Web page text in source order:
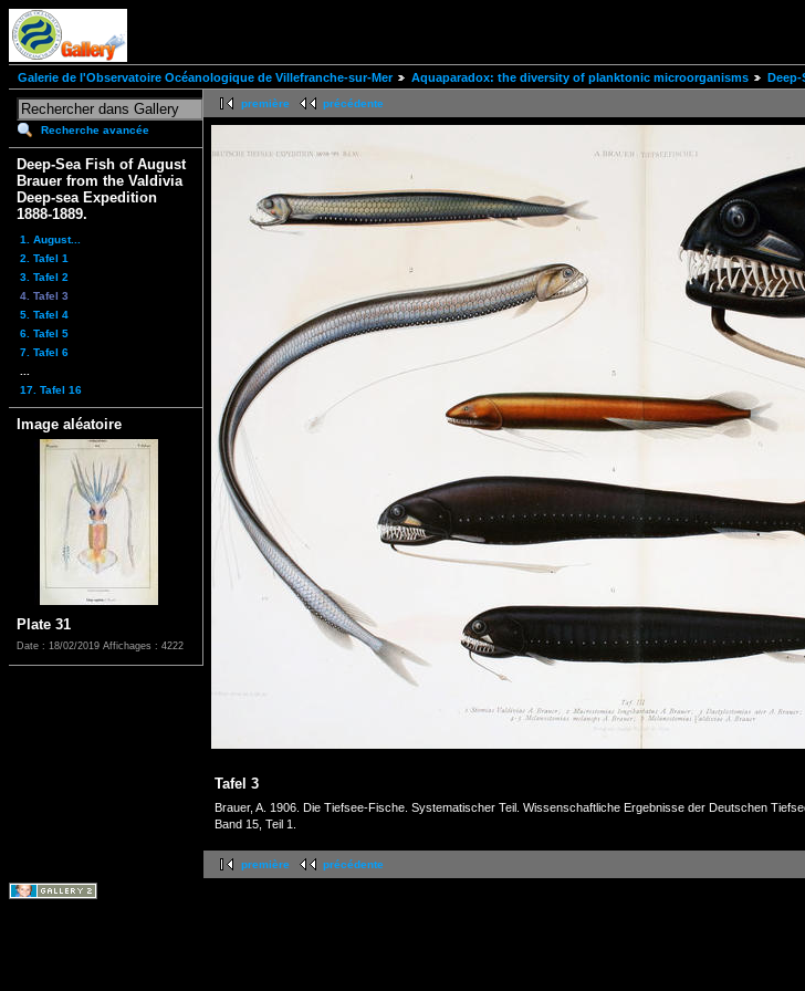
Galerie de l'Observatoire Océanologique de Villefranche-sur-Mer Aquaparadox: the diversity of planktonic microorganisms Deep-
Recherche avancée
Deep-Sea Fish of August
Brauer from the Valdivia
Deep-sea Expedition
1888-1889.
1. August...
2. Tafel 1
3. Tafel 2
4. Tafel 3
5. Tafel 4
6. Tafel 5
7. Tafel 6
17. Tafel 16
Image aléatoire
Plate 31
Date : 18/02/2019 Affichages : 4222
première précédente
Tafel 3
Brauer, A. 1906. Die Tiefsee-Fische. Systematischer Teil. Wissenschaftliche Ergebnisse der Deutschen
Band 15, Teil 1.
première précédente